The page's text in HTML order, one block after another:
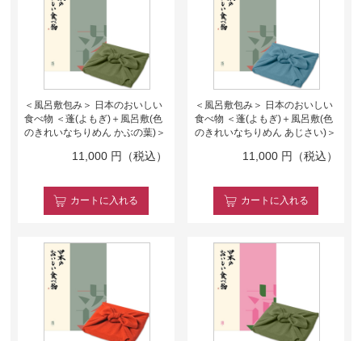
＜風呂敷包み＞ 日本のおいしい
食べ物 ＜蓬(よもぎ)＋風呂敷(色
のきれいなちりめん かぶの葉)＞
11,000 円（税込）
カート に入れる
＜風呂敷包み＞ 日本のおいしい
食べ物 ＜蓬(よもぎ)＋風呂敷(色
のきれいなちりめん あじさい)＞
11,000 円（税込）
カート に入れる